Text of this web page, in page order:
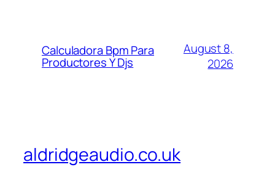
Calculadora Bpm Para
Productores Y Djs
August 8,
2026
aldridgeaudio.co.uk